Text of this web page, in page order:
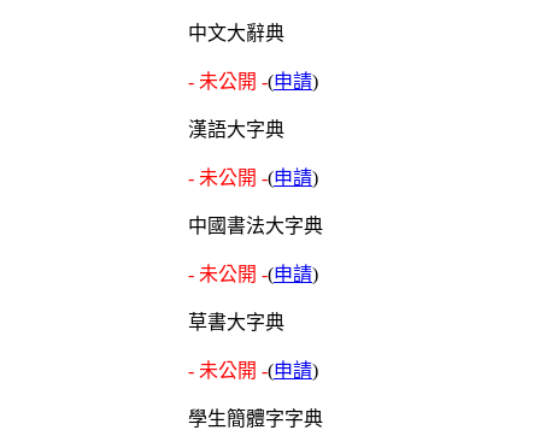
中文大辭典
- 未公開 -(申請)
漢語大字典
- 未公開 -(申請)
中國書法大字典
- 未公開 -(申請)
草書大字典
- 未公開 -(申請)
學生簡體字字典